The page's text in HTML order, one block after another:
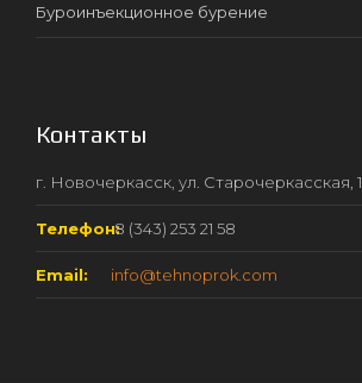
Буроинъекционное бурение
Контакты
г. Новочеркасск, ул. Старочеркасская, 1
Телефон:8 (343) 253 21 58
Email: info@tehnoprok.com